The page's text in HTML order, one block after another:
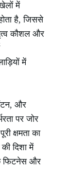
में
है, जिससे
कौशल और
में
और
पर जोर
क्षमता का
दिशा में
फिटनेस और